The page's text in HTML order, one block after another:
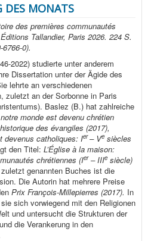
DES MONATS
des premières communautés
Tallandier, Paris 2026. 224 S.
0).
2022) studierte unter anderem
Dissertation unter der Ägide des
lehrte an verschiedenen
zuletzt an der Sorbonne in Paris
Baslez (B.) hat zahlreiche
monde est devenu chrétien
des évangiles (2017),
devenus catholiques: Ier– Ve siècles
den Titel: L’Église à la maison:
chrétiennes (Ier– IIIe siècle)
genannten Buches ist die
Die Autorin hat mehrere Preise
Prix François-Millepierres (2017). In
sich vorwiegend mit den Religionen
und untersucht die Strukturen der
die Verankerung in den